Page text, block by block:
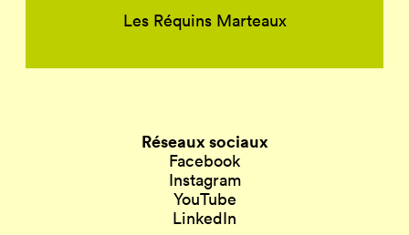
Les Réquins Marteaux
Réseaux sociaux
Facebook
Instagram
YouTube
LinkedIn